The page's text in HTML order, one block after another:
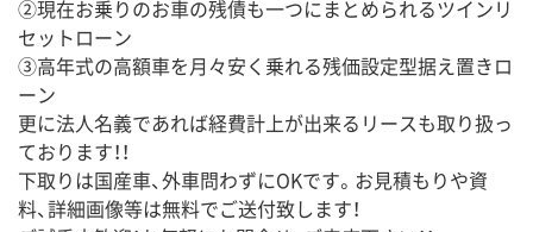
②現在お乗りのお車の残債も一つにまとめられるツインリ
セットローン
③高年式の高額車を月々安く乗れる残価設定型据え置きロ
ーン
更に法人名義であれば経費計上が出来るリースも取り扱っ
ております！！
下取りは国産車、外車問わずにOKです。お見積もりや資
料、詳細画像等は無料でご送付致します！